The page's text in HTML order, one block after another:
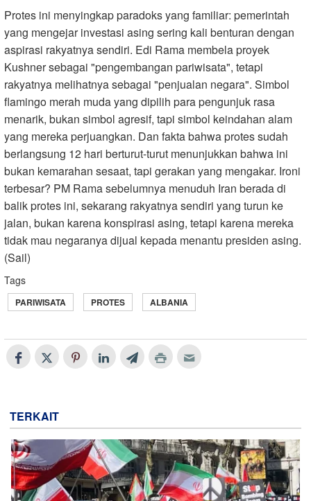
Protes ini menyingkap paradoks yang familiar: pemerintah
yang mengejar investasi asing sering kali benturan dengan
aspirasi rakyatnya sendiri. Edi Rama membela proyek
Kushner sebagai "pengembangan pariwisata", tetapi
rakyatnya melihatnya sebagai "penjualan negara". Simbol
flamingo merah muda yang dipilih para pengunjuk rasa
menarik, bukan simbol agresif, tapi simbol keindahan alam
yang mereka perjuangkan. Dan fakta bahwa protes sudah
berlangsung 12 hari berturut-turut menunjukkan bahwa ini
bukan kemarahan sesaat, tapi gerakan yang mengakar. Ironi
terbesar? PM Rama sebelumnya menuduh Iran berada di
balik protes ini, sekarang rakyatnya sendiri yang turun ke
jalan, bukan karena konspirasi asing, tetapi karena mereka
tidak mau negaranya dijual kepada menantu presiden asing.
(Sail)
Tags
PARIWISATA PROTES ALBANIA
TERKAIT